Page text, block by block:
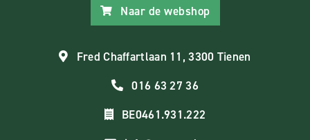
Naar de webshop
Fred Chaffartlaan 11, 3300 Tienen
016 63 27 36
BE0461.931.222